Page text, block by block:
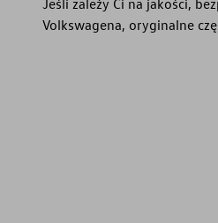
Volkswagena, oryginalne